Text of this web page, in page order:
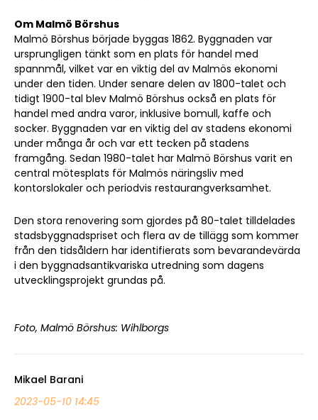
Om Malmö Börshus
Malmö Börshus började byggas 1862. Byggnaden var
ursprungligen tänkt som en plats för handel med
spannmål, vilket var en viktig del av Malmös ekonomi
under den tiden. Under senare delen av 1800-talet och
tidigt 1900-tal blev Malmö Börshus också en plats för
handel med andra varor, inklusive bomull, kaffe och
socker. Byggnaden var en viktig del av stadens ekonomi
under många år och var ett tecken på stadens
framgång. Sedan 1980-talet har Malmö Börshus varit en
central mötesplats för Malmös näringsliv med
kontorslokaler och periodvis restaurangverksamhet.
Den stora renovering som gjordes på 80-talet tilldelades
stadsbyggnadspriset och flera av de tillägg som kommer
från den tidsåldern har identifierats som bevarandevärda
i den byggnadsantikvariska utredning som dagens
utvecklingsprojekt grundas på.
Foto, Malmö Börshus: Wihlborgs
Mikael Barani
2023-05-10 14:45